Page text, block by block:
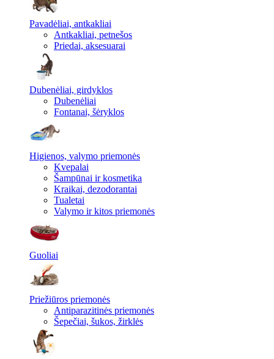
Pavadėliai, antkakliai
Antkakliai, petnešos
Priedai, aksesuarai
Dubenėliai, girdyklos
Dubenėliai
Fontanai, šėryklos
Higienos, valymo priemonės
Kvepalai
Šampūnai ir kosmetika
Kraikai, dezodorantai
Tualetai
Valymo ir kitos priemonės
Guoliai
Priežiūros priemonės
Antiparazitinės priemonės
Šepečiai, šukos, žirklės